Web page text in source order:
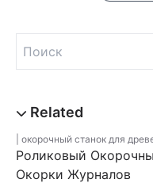
окорочный станок для
Роликовый
Окорки Журналов